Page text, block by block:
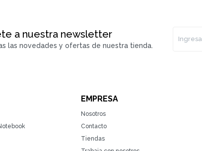
a nuestra newsletter
las novedades y ofertas de nuestra tienda.
EMPRESA
Nosotros
Contacto
Tiendas